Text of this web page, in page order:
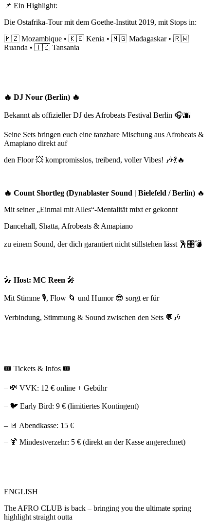
📌 Ein Highlight:
Die Ostafrika-Tour mit dem Goethe-Institut 2019, mit Stops in:
🇲🇿 Mozambique • 🇰🇪 Kenia • 🇲🇬 Madagaskar • 🇷🇼
Ruanda • 🇹🇿 Tansania
🔥 DJ Nour (Berlin) 🔥
Bekannt als offizieller DJ des Afrobeats Festival Berlin 🎧🌆
Seine Sets bringen euch eine tanzbare Mischung aus Afrobeats &
Amapiano direkt auf
den Floor💥 kompromisslos, treibend, voller Vibes! 🎶💃🔥
🔥 Count Shortleg (Dynablaster Sound | Bielefeld / Berlin) 🔥
Mit seiner „Einmal mit Alles“-Mentalität mixt er gekonnt
Dancehall, Shatta, Afrobeats & Amapiano
zu einem Sound, der dich garantiert nicht stillstehen lässt 🕺🎛💣
🎤 Host: MC Reen 🎤
Mit Stimme 🎙, Flow 🌀 und Humor 😎 sorgt er für
Verbindung, Stimmung & Sound zwischen den Sets 💬🎶
🎟 Tickets & Infos 🎟
– 💸 VVK: 12 € online + Gebühr
– 🐦 Early Bird: 9 € (limitiertes Kontingent)
– 🚪 Abendkasse: 15 €
– 🍹 Mindestverzehr: 5 € (direkt an der Kasse angerechnet)
ENGLISH
The AFRO CLUB is back – bringing you the ultimate spring
highlight straight outta